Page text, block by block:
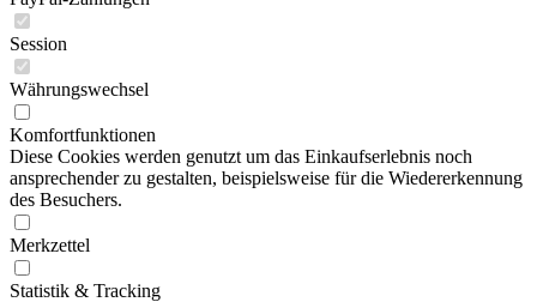
Session
Währungswechsel
Komfortfunktionen
Diese Cookies werden genutzt um das Einkaufserlebnis noch
ansprechender zu gestalten, beispielsweise für die Wiedererkennung
des Besuchers.
Merkzettel
Statistik & Tracking